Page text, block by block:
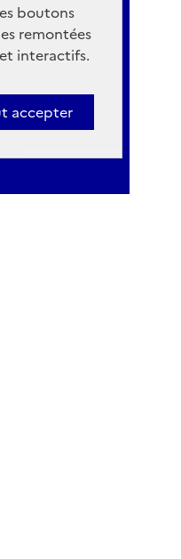
boutons
remontées
interactifs.
accepter